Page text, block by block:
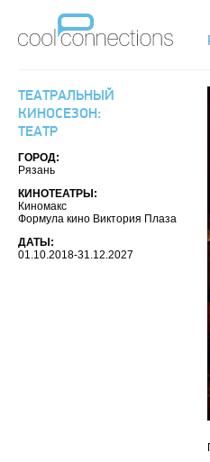
ТЕАТРАЛЬНЫЙ
КИНОСЕЗОН:
ТЕАТР
ГОРОД:
Рязань
КИНОТЕАТРЫ:
Киномакс
Формула кино Виктория Плаза
ДАТЫ:
01.10.2018-31.12.2027